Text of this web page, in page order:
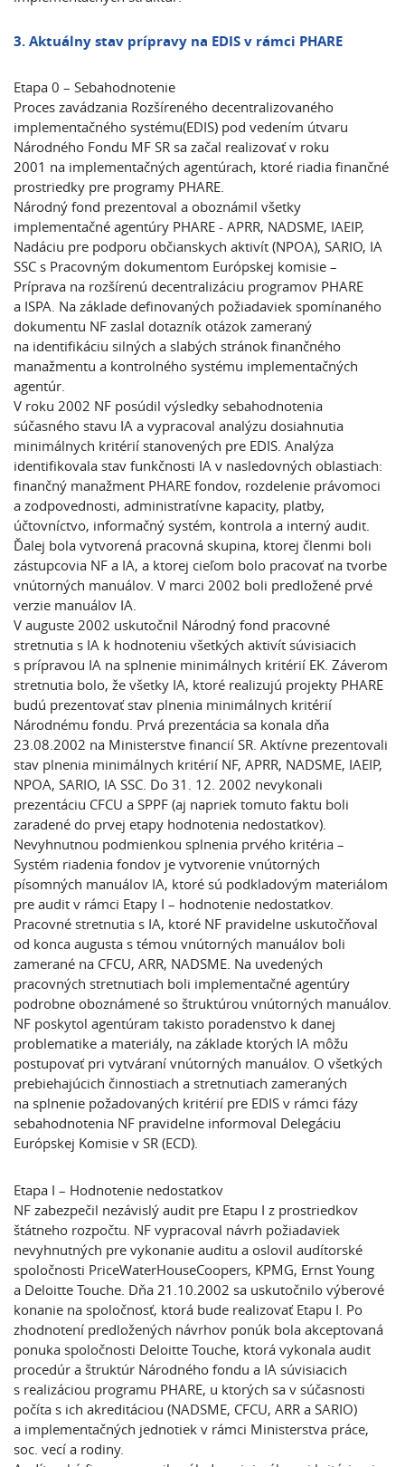
3. Aktuálny stav prípravy na EDIS v rámci PHARE
Etapa 0 – Sebahodnotenie
Proces zavádzania Rozšíreného decentralizovaného
implementačného systému(EDIS) pod vedením útvaru
Národného Fondu MF SR sa začal realizovať v roku
2001 na implementačných agentúrach, ktoré riadia finančné
prostriedky pre programy PHARE.
Národný fond prezentoval a oboznámil všetky
implementačné agentúry PHARE - APRR, NADSME, IAEIP,
Nadáciu pre podporu občianskych aktivít (NPOA), SARIO, IA
SSC s Pracovným dokumentom Európskej komisie –
Príprava na rozšírenú decentralizáciu programov PHARE
a ISPA. Na základe definovaných požiadaviek spomínaného
dokumentu NF zaslal dotazník otázok zameraný
na identifikáciu silných a slabých stránok finančného
manažmentu a kontrolného systému implementačných
agentúr.
V roku 2002 NF posúdil výsledky sebahodnotenia
súčasného stavu IA a vypracoval analýzu dosiahnutia
minimálnych kritérií stanovených pre EDIS. Analýza
identifikovala stav funkčnosti IA v nasledovných oblastiach:
finančný manažment PHARE fondov, rozdelenie právomoci
a zodpovednosti, administratívne kapacity, platby,
účtovníctvo, informačný systém, kontrola a interný audit.
Ďalej bola vytvorená pracovná skupina, ktorej členmi boli
zástupcovia NF a IA, a ktorej cieľom bolo pracovať na tvorbe
vnútorných manuálov. V marci 2002 boli predložené prvé
verzie manuálov IA.
V auguste 2002 uskutočnil Národný fond pracovné
stretnutia s IA k hodnoteniu všetkých aktivít súvisiacich
s prípravou IA na splnenie minimálnych kritérií EK. Záverom
stretnutia bolo, že všetky IA, ktoré realizujú projekty PHARE
budú prezentovať stav plnenia minimálnych kritérií
Národnému fondu. Prvá prezentácia sa konala dňa
23.08.2002 na Ministerstve financií SR. Aktívne prezentovali
stav plnenia minimálnych kritérií NF, APRR, NADSME, IAEIP,
NPOA, SARIO, IA SSC. Do 31. 12. 2002 nevykonali
prezentáciu CFCU a SPPF (aj napriek tomuto faktu boli
zaradené do prvej etapy hodnotenia nedostatkov).
Nevyhnutnou podmienkou splnenia prvého kritéria –
Systém riadenia fondov je vytvorenie vnútorných
písomných manuálov IA, ktoré sú podkladovým materiálom
pre audit v rámci Etapy I – hodnotenie nedostatkov.
Pracovné stretnutia s IA, ktoré NF pravidelne uskutočňoval
od konca augusta s témou vnútorných manuálov boli
zamerané na CFCU, ARR, NADSME. Na uvedených
pracovných stretnutiach boli implementačné agentúry
podrobne oboznámené so štruktúrou vnútorných manuálov.
NF poskytol agentúram takisto poradenstvo k danej
problematike a materiály, na základe ktorých IA môžu
postupovať pri vytváraní vnútorných manuálov. O všetkých
prebiehajúcich činnostiach a stretnutiach zameraných
na splnenie požadovaných kritérií pre EDIS v rámci fázy
sebahodnotenia NF pravidelne informoval Delegáciu
Európskej Komisie v SR (ECD).
Etapa I – Hodnotenie nedostatkov
NF zabezpečil nezávislý audit pre Etapu I z prostriedkov
štátneho rozpočtu. NF vypracoval návrh požiadaviek
nevyhnutných pre vykonanie auditu a oslovil audítorské
spoločnosti PriceWaterHouseCoopers, KPMG, Ernst Young
a Deloitte Touche. Dňa 21.10.2002 sa uskutočnilo výberové
konanie na spoločnosť, ktorá bude realizovať Etapu I. Po
zhodnotení predložených návrhov ponúk bola akceptovaná
ponuka spoločnosti Deloitte Touche, ktorá vykonala audit
procedúr a štruktúr Národného fondu a IA súvisiacich
s realizáciou programu PHARE, u ktorých sa v súčasnosti
počíta s ich akreditáciou (NADSME, CFCU, ARR a SARIO)
a implementačných jednotiek v rámci Ministerstva práce,
soc. vecí a rodiny.